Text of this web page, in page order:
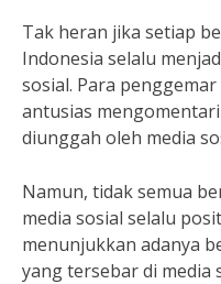
Tak heran jika setiap
Indonesia selalu
sosial. Para
antusias
diunggah oleh media
Namun, tidak semua
media sosial selalu
menunjukkan adanya
yang tersebar di media